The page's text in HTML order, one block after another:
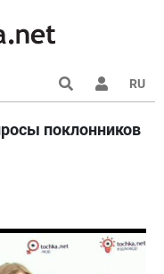
RU
поклонников